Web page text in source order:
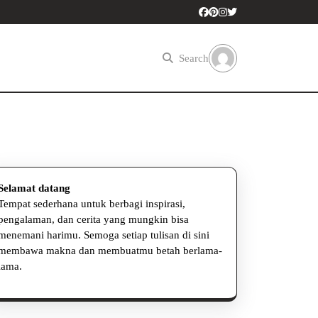
Search
datang
sederhana untuk berbagi inspirasi,
dan cerita yang mungkin bisa
harimu. Semoga setiap tulisan di sini
makna dan membuatmu betah berlama-